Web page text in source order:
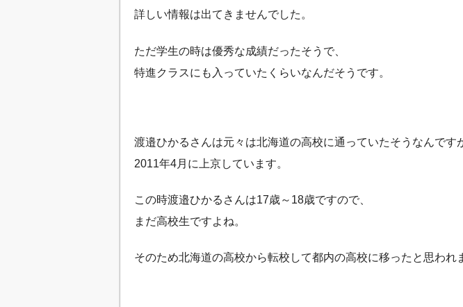
詳しい情報は出てきませんでした。
ただ学生の時は優秀な成績だったそうで、
特進クラスにも入っていたくらいなんだそうです。
渡邉ひかるさんは元々は北海道の高校に通っていたそうなんです
2011年4月に上京しています。
この時渡邉ひかるさんは17歳～18歳ですので、
まだ高校生ですよね。
そのため北海道の高校から転校して都内の高校に移ったと思われ